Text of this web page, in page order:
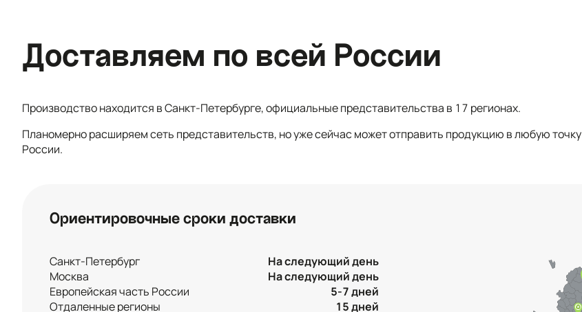
Доставляем по всей России
Производство находится в Санкт-Петербурге, официальные представительства в 17 регионах.
Планомерно расширяем сеть представительств, но уже сейчас может отправить продукцию в любую точку
России.
Ориентировочные сроки доставки
Санкт-Петербург
На следующий день
Москва
На следующий день
Европейская часть России
5-7 дней
Отдаленные регионы
15 дней